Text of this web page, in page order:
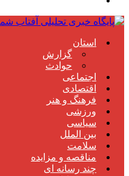
استان
گزارش
حوادث
اجتماعی
اقتصادی
فرهنگ و هنر
ورزشی
سیاسی
بین الملل
سلامت
مناقصه و مزایده
چند رسانه ای